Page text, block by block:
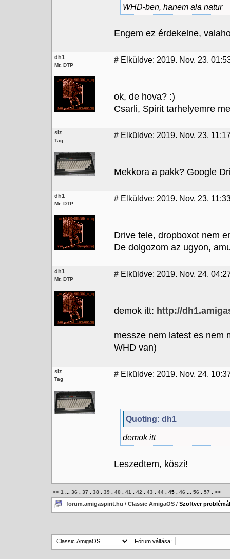
WHD-ben, hanem ala natur
Engem ez érdekelne,
dh1
Mr. DTP
# Elküldve: 2019. Nov. 23.
ok, de hova? :)
Csarli, Spirit tarhelyemre
siz
Tag
# Elküldve: 2019. Nov. 23.
Mekkora a pakk? Google
dh1
Mr. DTP
# Elküldve: 2019. Nov. 23.
Drive tele, dropboxot nem
De dolgozom az ugyon,
dh1
Mr. DTP
# Elküldve: 2019. Nov. 24.
demok itt: http://
messze nem latest es nem
WHD van)
siz
Tag
# Elküldve: 2019. Nov. 24.
Quoting: dh1
demok itt
Leszedtem, köszi!
<< 1 36 37 38 39 40 41 42 43 44 45 46 56 57 >>
forum.amigaspirit.hu / Classic AmigaOS / Szoftver